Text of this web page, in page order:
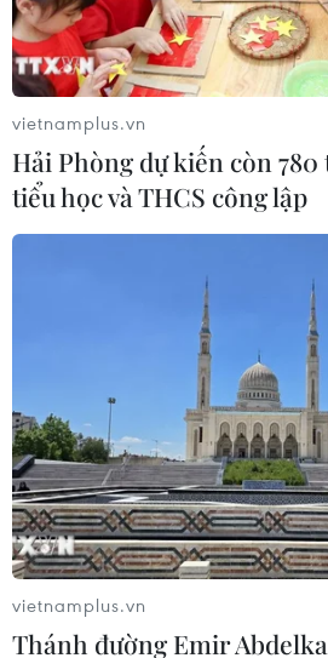
#Tài nguyên cát tự nhiên
#Ứng dụng công nghệ vật liệu mới
#Sức ép thiếu cát xây dựng
#Sạt lở bờ sông
TP. Hà Nội
Theo dõi VietnamPlus
TIN LIÊN QUAN
vietnamplus.vn
Hải Phòng dự kiến còn
tiểu học và THCS công lập
vietnamplus.vn
Thánh đường Emir